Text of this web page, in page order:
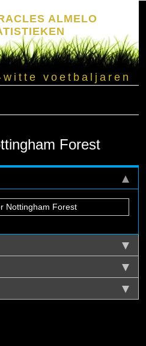
ALMELO
witte voetbaljaren
Forest
Nottingham Forest